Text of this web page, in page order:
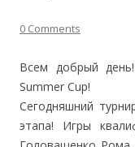
0 Comments
Всем добрый
Summer Cup!
Сегодняшний
этапа! Игры